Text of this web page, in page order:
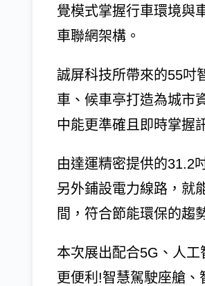
覺模式掌握行車環境與
車聯網架構。
誠屏科技所帶來的55吋
車、候車亭打造為城市
中能更準確且即時掌握
由達運精密提供的31.2
另外鋪設電力線路，就
間，符合節能環保的趨
本次展出配合5G、人
更便利!智慧駕駛座艙